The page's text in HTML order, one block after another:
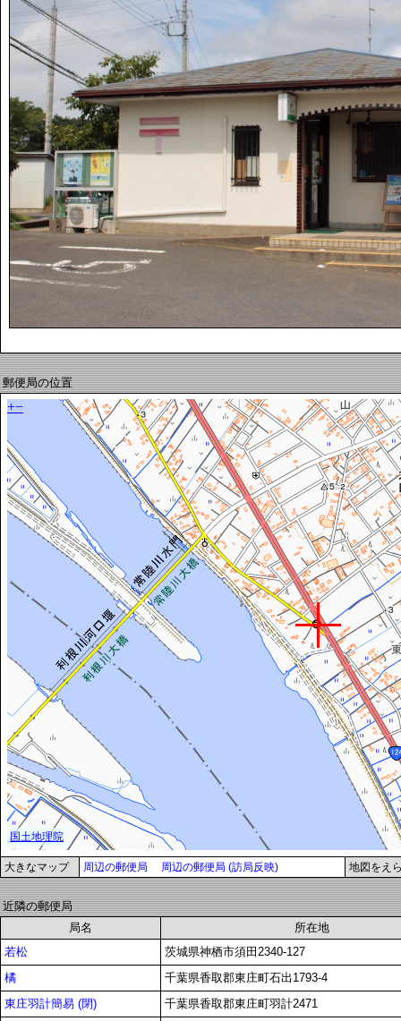
郵便局の位置
大きなマップ 周辺の郵便局 周辺の郵便局 (訪局反映) 地図をえ
近隣の郵便局
局名
所在地
若松
茨城県神栖市須田2340-127
橘
千葉県香取郡東庄町石出1793-4
東庄羽計簡易 (閉)
千葉県香取郡東庄町羽計2471